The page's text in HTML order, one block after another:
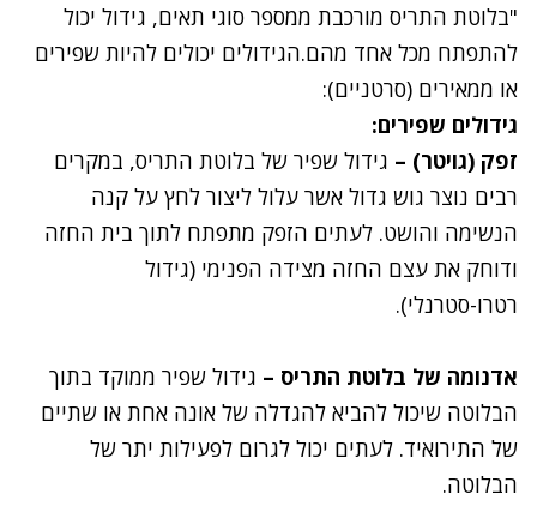
"בלוטת התריס מורכבת ממספר סוגי תאים, גידול יכול
להתפתח מכל אחד מהם.הגידולים יכולים להיות שפירים
או ממאירים (סרטניים):
גידולים שפירים:
זפק (גויטר) – גידול שפיר של בלוטת התריס, במקרים
רבים נוצר גוש גדול אשר עלול ליצור לחץ על קנה
הנשימה והושט. לעתים הזפק מתפתח לתוך בית החזה
ודוחק את עצם החזה מצידה הפנימי (גידול
רטרו-סטרנלי).
אדנומה של בלוטת התריס – גידול שפיר ממוקד בתוך
הבלוטה שיכול להביא להגדלה של אונה אחת או שתיים
של התירואיד. לעתים יכול לגרום לפעילות יתר של
הבלוטה.